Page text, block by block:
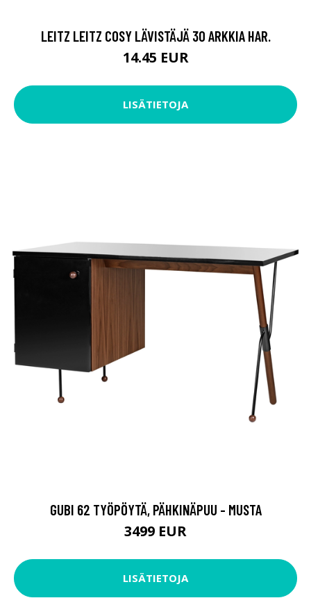
LEITZ LEITZ COSY LÄVISTÄJÄ 30 ARKKIA HAR.
14.45 EUR
LISÄTIETOJA
GUBI 62 TYÖPÖYTÄ, PÄHKINÄPUU - MUSTA
3499 EUR
LISÄTIETOJA